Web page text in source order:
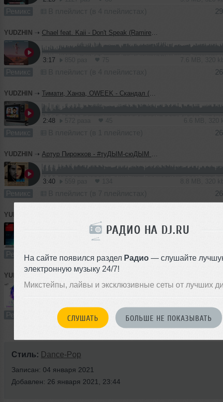
РАДИО НА DJ.RU
На сайте появился раздел Радио — слушайте
электронную музыку 24/7!
Микстейпы, лайвы и эксклюзивные сеты от лучших
СЛУШАТЬ БОЛЬШЕ НЕ ПОКАЗЫВАТЬ
Ремикс
YUDZHIN ➝ Chael feat. Kaii - Don't Speak (Ramirez & Yudzhin Remix)
3:17
Ремикс
YUDZHIN ➝ Тимати, Ханза, OWEEK - Скандал (Yudzhin & Serg Shenon Remix)
2:48
Ремикс
YUDZHIN ➝ Артур Пирожков - #туДЫМ-сюДЫМ (Yudzhin & Serg Shenon Remix)
3:40
Ремикс
YUDZHIN
Ремикс В плейлист
YUDZHIN Indila - Derniere Danse (Yudzhin & Serg Shenon Radio Remix)
Ремикс В плейлист (в 2 плейлистах)
Стиль: Dance-Pop
Записан: 04 января 2021
Добавлен: 26 января 2021, 23:44